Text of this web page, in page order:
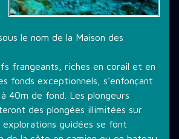
le nom de la Maison des
frangeants, riches en corail et en
fonds exceptionnels, s'enfonçant
40m de fond. Les plongeurs
des plongées illimitées sur
explorations guidées se font